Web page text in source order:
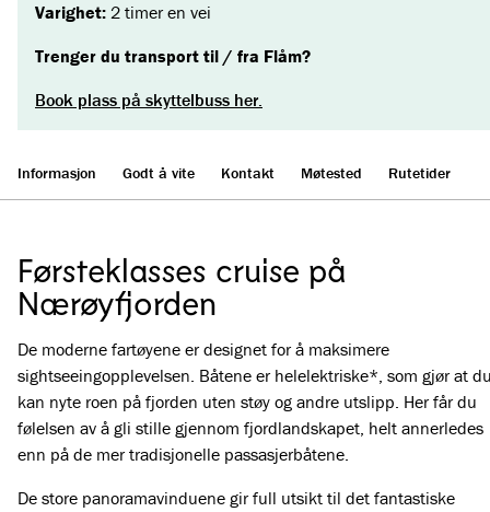
Varighet: 2 timer en vei
Trenger du transport til / fra Flåm?
Book plass på skyttelbuss her.
Informasjon Godt å vite Kontakt Møtested Rutetider
Førsteklasses cruise på
Nærøyfjorden
De moderne fartøyene er designet for å maksimere
sightseeingopplevelsen. Båtene er helelektriske*, som gjør at
kan nyte roen på fjorden uten støy og andre utslipp. Her får du
følelsen av å gli stille gjennom fjordlandskapet, helt annerledes
enn på de mer tradisjonelle passasjerbåtene.
De store panoramavinduene gir full utsikt til det fantastiske